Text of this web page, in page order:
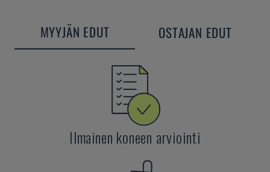
MYYJÄN EDUT OSTAJAN EDUT
Ilmainen koneen arviointi